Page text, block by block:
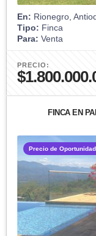
En: Rionegro,
Tipo: Finca
Para: Venta
PRECIO:
FINCA EN
Precio de Oportunidad